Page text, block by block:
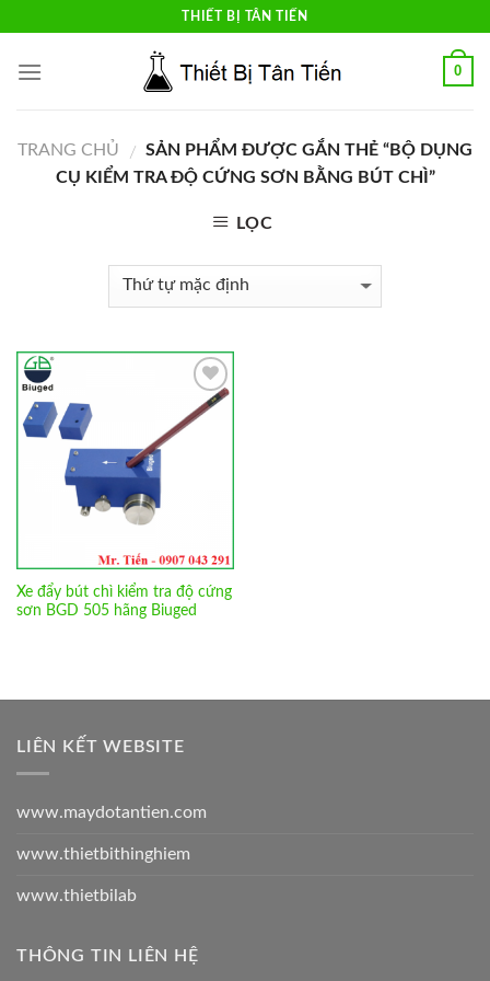
content
THIẾT BỊ TÂN TIẾN
0
TRANG CHỦ / SẢN PHẨM ĐƯỢC GẮN THẺ “BỘ DỤNG
CỤ KIỂM TRA ĐỘ CỨNG SƠN BẰNG BÚT CHÌ”
LỌC
Add to
Wishlist
Xe đẩy bút chì kiểm tra độ cứng
sơn BGD 505 hãng Biuged
LIÊN KẾT WEBSITE
www.maydotantien.com
www.thietbithinghiem
www.thietbilab
THÔNG TIN LIÊN HỆ